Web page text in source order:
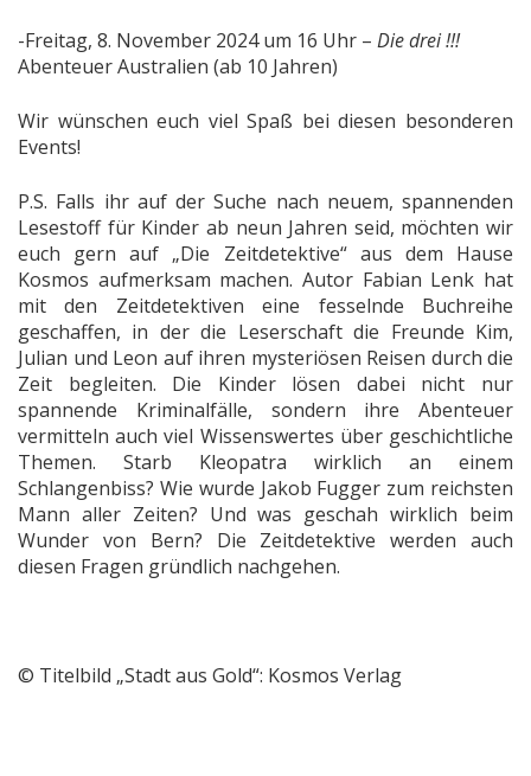
-Freitag, 8. November 2024 um 16 Uhr – Die drei !!!
Abenteuer Australien (ab 10 Jahren)
Wir wünschen euch viel Spaß bei diesen besonderen
Events!
P.S. Falls ihr auf der Suche nach neuem, spannenden
Lesestoff für Kinder ab neun Jahren seid, möchten wir
euch gern auf „Die Zeitdetektive“ aus dem Hause
Kosmos aufmerksam machen. Autor Fabian Lenk hat
mit den Zeitdetektiven eine fesselnde Buchreihe
geschaffen, in der die Leserschaft die Freunde Kim,
Julian und Leon auf ihren mysteriösen Reisen durch die
Zeit begleiten. Die Kinder lösen dabei nicht nur
spannende Kriminalfälle, sondern ihre Abenteuer
vermitteln auch viel Wissenswertes über geschichtliche
Themen. Starb Kleopatra wirklich an einem
Schlangenbiss? Wie wurde Jakob Fugger zum reichsten
Mann aller Zeiten? Und was geschah wirklich beim
Wunder von Bern? Die Zeitdetektive werden auch
diesen Fragen gründlich nachgehen.
© Titelbild „Stadt aus Gold“: Kosmos Verlag